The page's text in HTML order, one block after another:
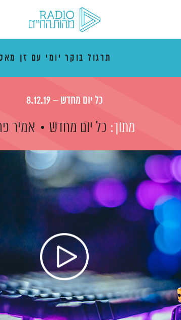
תרגול בוקר יומי עם זן
כל יום מחדש – 8.12.19
מתוך: כל יום מחדש אמיר